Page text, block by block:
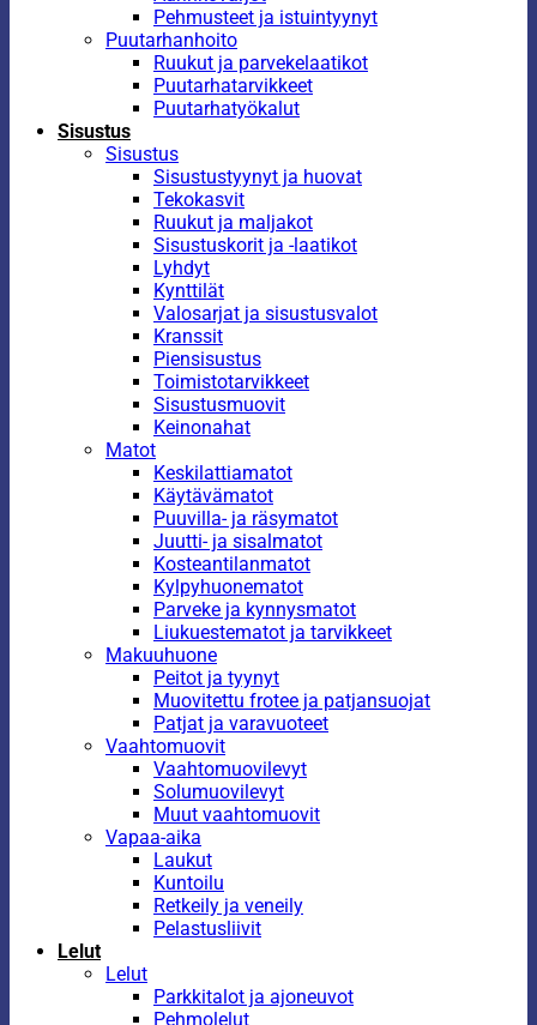
Pehmusteet ja istuintyynyt
Puutarhanhoito
Ruukut ja parvekelaatikot
Puutarhatarvikkeet
Puutarhatyökalut
Sisustus
Sisustus
Sisustustyynyt ja huovat
Tekokasvit
Ruukut ja maljakot
Sisustuskorit ja -laatikot
Lyhdyt
Kynttilät
Valosarjat ja sisustusvalot
Kranssit
Piensisustus
Toimistotarvikkeet
Sisustusmuovit
Keinonahat
Matot
Keskilattiamatot
Käytävämatot
Puuvilla- ja räsymatot
Juutti- ja sisalmatot
Kosteantilanmatot
Kylpyhuonematot
Parveke ja kynnysmatot
Liukuestematot ja tarvikkeet
Makuuhuone
Peitot ja tyynyt
Muovitettu frotee ja patjansuojat
Patjat ja varavuoteet
Vaahtomuovit
Vaahtomuovilevyt
Solumuovilevyt
Muut vaahtomuovit
Vapaa-aika
Laukut
Kuntoilu
Retkeily ja veneily
Pelastusliivit
Lelut
Lelut
Parkkitalot ja ajoneuvot
Pehmolelut